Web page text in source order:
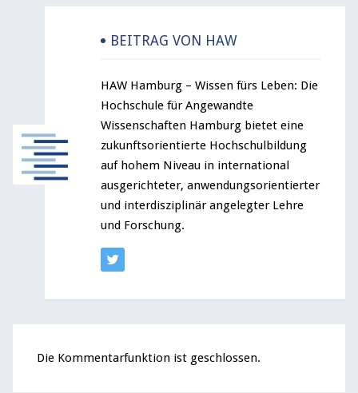
BEITRAG VON HAW
HAW Hamburg – Wissen fürs Leben: Die
Hochschule für Angewandte
Wissenschaften Hamburg bietet eine
zukunftsorientierte Hochschulbildung
auf hohem Niveau in international
ausgerichteter, anwendungsorientierter
und interdisziplinär angelegter Lehre
und Forschung.
Die Kommentarfunktion ist geschlossen.